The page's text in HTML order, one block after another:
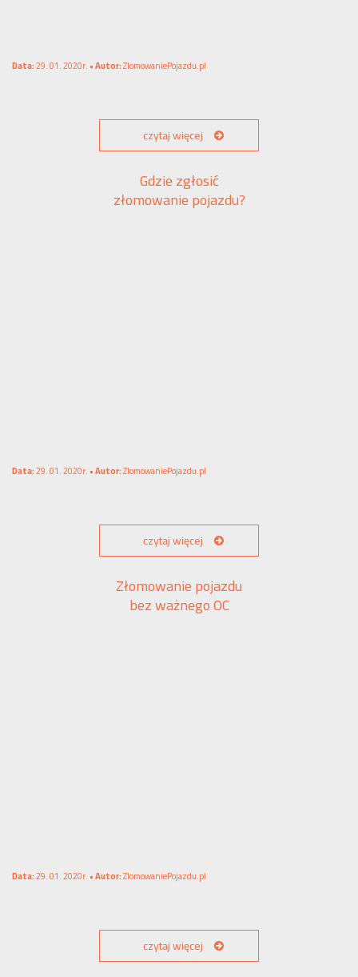
Data:29. 01. 2020r. •Autor:ZlomowaniePojazdu.pl
czytaj więcej
Gdzie zgłosić
złomowanie pojazdu?
Data:29. 01. 2020r. •Autor:ZlomowaniePojazdu.pl
czytaj więcej
Złomowanie pojazdu
bez ważnego OC
Data:29. 01. 2020r. •Autor:ZlomowaniePojazdu.pl
czytaj więcej